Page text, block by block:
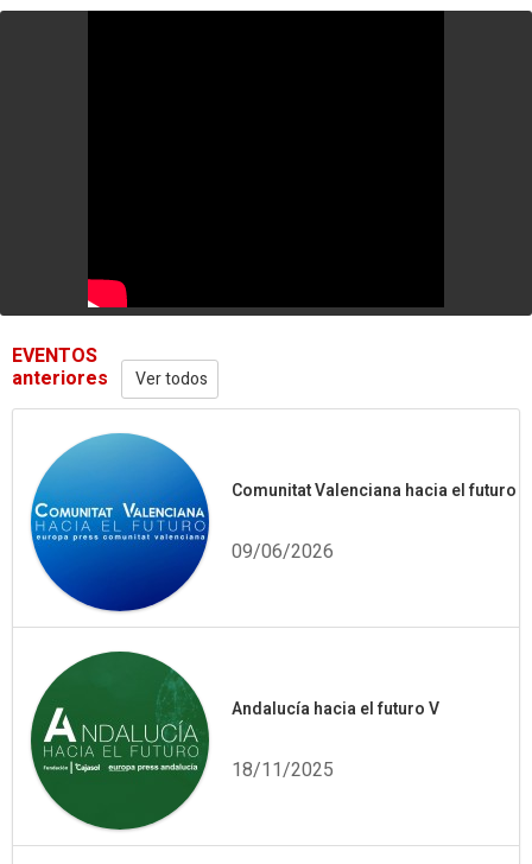
EVENTOS
anteriores Ver todos
Comunitat Valenciana hacia el futuro
09/06/2026
Andalucía hacia el futuro V
18/11/2025